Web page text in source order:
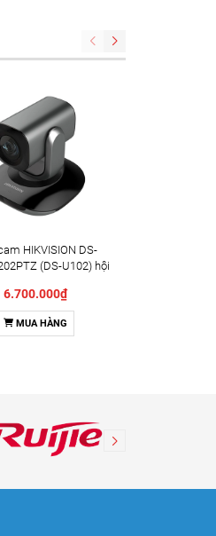
HIKVISION DS-
(DS-U102) hội
6.700.000₫
MUA HÀNG